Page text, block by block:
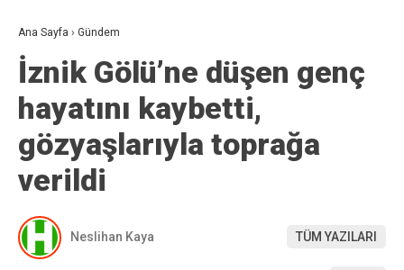
Ana Sayfa › Gündem
İznik Gölü’ne düşen genç
hayatını kaybetti,
gözyaşlarıyla toprağa
verildi
Neslihan Kaya TÜM YAZILARI